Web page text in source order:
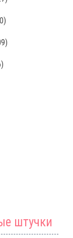
штучки